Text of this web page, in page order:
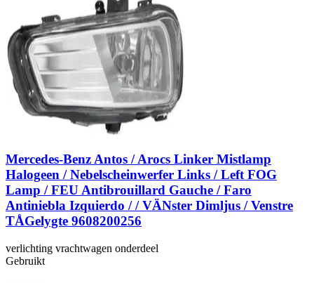
Mercedes-Benz Antos / Arocs Linker Mistlamp
Halogeen / Nebelscheinwerfer Links / Left FOG
Lamp / FEU Antibrouillard Gauche / Faro
Antiniebla Izquierdo / / VÄNster Dimljus / Venstre
TÅGelygte 9608200256
verlichting vrachtwagen onderdeel
Gebruikt